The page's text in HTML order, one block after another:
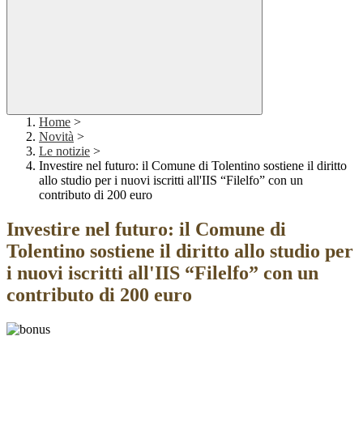
Home >
Novità >
Le notizie >
Investire nel futuro: il Comune di Tolentino sostiene il diritto
allo studio per i nuovi iscritti all'IIS “Filelfo” con un
contributo di 200 euro
Investire nel futuro: il Comune di
Tolentino sostiene il diritto allo studio per
i nuovi iscritti all'IIS “Filelfo” con un
contributo di 200 euro